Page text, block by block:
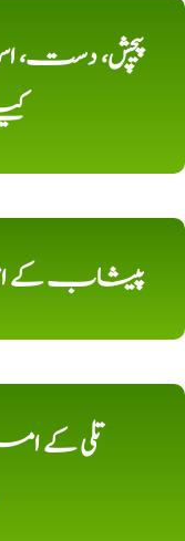
پیچش، دست،
پیشاب کے
تلی کے